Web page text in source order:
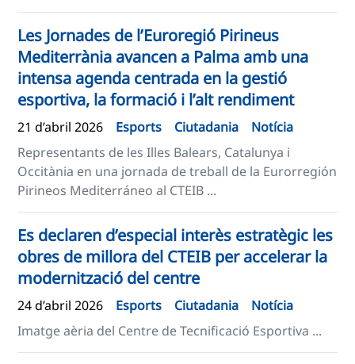
Les Jornades de l’Euroregió Pirineus
Mediterrània avancen a Palma amb una
intensa agenda centrada en la gestió
esportiva, la formació i l’alt rendiment
21 d’abril 2026 Esports Ciutadania
Notícia
Representants de les Illes Balears, Catalunya i
Occitània en una jornada de treball de la Eurorregión
Pirineos Mediterráneo al CTEIB ...
Es declaren d’especial interès estratègic les
obres de millora del CTEIB per accelerar la
modernització del centre
24 d’abril 2026 Esports Ciutadania
Notícia
Imatge aèria del Centre de Tecnificació Esportiva ...